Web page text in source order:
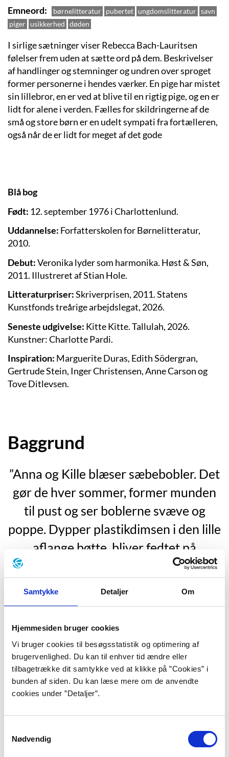
Samtykke Detaljer Om
Hjemmesiden bruger cookies
Vi bruger cookies til besøgsstatistik og optimering af
brugervenlighed. Du kan til enhver tid ændre eller
tilbagetrække dit samtykke ved at klikke på ”Cookies” i
bunden af siden. Du kan læse mere om de anvendte
cookies under ”Detaljer”.
Nødvendig
Emneord
børnelitteratur pubertet ungdomslitteratur savn
piger usikkerhed døden
I sirlige sætninger viser Rebecca Bach-Lauritsen
følelser frem uden at sætte ord på dem. Beskrivelser
af handlinger og stemninger og undren over sproget
former personerne i hendes værker. En pige har mistet
sin lillebror, en er ved at blive til en rigtig pige, og en er
lidt for alene i verden. Fælles for skildringerne af de
små og store børn er en udelt sympati fra fortælleren,
også når de er lidt for meget af det gode
Blå bog
Født: 12. september 1976 i Charlottenlund.
Uddannelse: Forfatterskolen for Børnelitteratur,
2010.
Debut:Veronika lyder som harmonika. Høst & Søn,
2011. Illustreret af Stian Hole.
Litteraturpriser:Skriverprisen, 2011. Statens
Kunstfonds treårige arbejdslegat, 2026.
Seneste udgivelse: Kitte Kitte. Tallulah, 2026.
Kunstner: Charlotte Pardi.
Inspiration: Marguerite Duras, Edith Södergran,
Gertrude Stein, Inger Christensen, Anne Carson og
Tove Ditlevsen.
Baggrund
”Anna og Kille blæser sæbebobler. Det
gør de hver sommer, former munden
til pust og ser boblerne svæve og
poppe. Dypper plastikdimsen i den lille
aflange bøtte, bliver fedtet på
fingrene, former munden til pust. De
anderledes. Kille er tom indeni ligesom
boblerne.”
”Sommerdrenge”, s. 11.
Rebecca Bach-Lauritsen er født i 1976 i
Charlottenlund nord for København og er
”vokset op i
et hjem med både stilhed, høj musik og samtale,”
voksede op som enebarn af en far, der var læge og en
Rebecca Bach-Lauritsen nåede at gå på fire